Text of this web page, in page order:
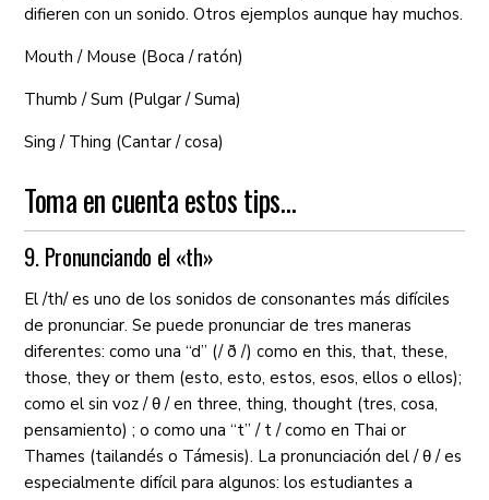
difieren con un sonido. Otros ejemplos aunque hay muchos.
Mouth / Mouse (Boca / ratón)
Thumb / Sum (Pulgar / Suma)
Sing / Thing (Cantar / cosa)
Toma en cuenta estos tips…
9. Pronunciando el «th»
El /th/ es uno de los sonidos de consonantes más difíciles
de pronunciar. Se puede pronunciar de tres maneras
diferentes: como una “d” (/ ð /) como en this, that, these,
those, they or them (esto, esto, estos, esos, ellos o ellos);
como el sin voz / θ / en three, thing, thought (tres, cosa,
pensamiento) ; o como una “t” / t / como en Thai or
Thames (tailandés o Támesis). La pronunciación del / θ / es
especialmente difícil para algunos: los estudiantes a